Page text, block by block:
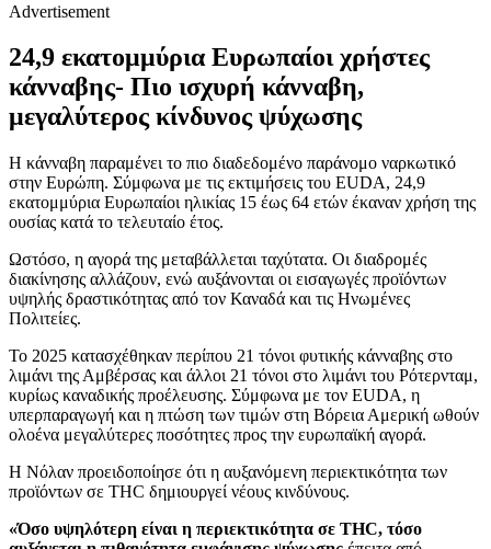
Advertisement
24,9 εκατομμύρια Ευρωπαίοι χρήστες
κάνναβης- Πιο ισχυρή κάνναβη,
μεγαλύτερος κίνδυνος ψύχωσης
Η κάνναβη παραμένει το πιο διαδεδομένο παράνομο ναρκωτικό
στην Ευρώπη. Σύμφωνα με τις εκτιμήσεις του EUDA, 24,9
εκατομμύρια Ευρωπαίοι ηλικίας 15 έως 64 ετών έκαναν χρήση της
ουσίας κατά το τελευταίο έτος.
Ωστόσο, η αγορά της μεταβάλλεται ταχύτατα. Οι διαδρομές
διακίνησης αλλάζουν, ενώ αυξάνονται οι εισαγωγές προϊόντων
υψηλής δραστικότητας από τον Καναδά και τις Ηνωμένες
Πολιτείες.
Το 2025 κατασχέθηκαν περίπου 21 τόνοι φυτικής κάνναβης στο
λιμάνι της Αμβέρσας και άλλοι 21 τόνοι στο λιμάνι του Ρότερνταμ,
κυρίως καναδικής προέλευσης. Σύμφωνα με τον EUDA, η
υπερπαραγωγή και η πτώση των τιμών στη Βόρεια Αμερική ωθούν
ολοένα μεγαλύτερες ποσότητες προς την ευρωπαϊκή αγορά.
Η Νόλαν προειδοποίησε ότι η αυξανόμενη περιεκτικότητα των
προϊόντων σε THC δημιουργεί νέους κινδύνους.
«Όσο υψηλότερη είναι η περιεκτικότητα σε THC, τόσο